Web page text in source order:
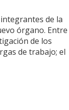
de la
órgano. Entre
de los
de trabajo; el